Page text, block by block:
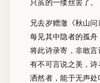
兄去岁赠澈《秋山
每见其中隐者的孤
将此诗录寄，非敢
有不可言说之美，
洒然者，能于无声